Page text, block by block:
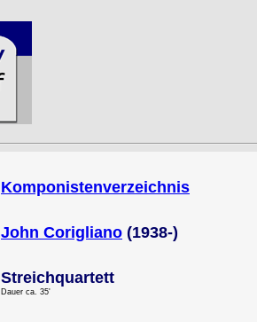
Komponistenverzeichnis
John Corigliano (1938-)
Streichquartett
Dauer ca. 35'